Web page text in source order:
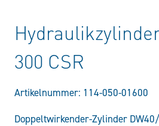
300 CSR
Artikelnummer: 114-050-01600
Doppeltwirkender-Zylinder